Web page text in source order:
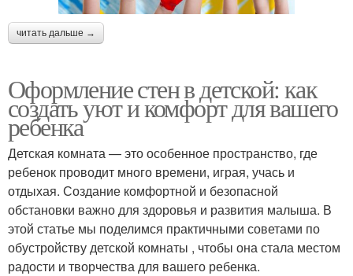
читать дальше →
Оформление стен в детской: как
создать уют и комфорт для вашего
ребенка
Детская комната — это особенное пространство, где
ребенок проводит много времени, играя, учась и
отдыхая. Создание комфортной и безопасной
обстановки важно для здоровья и развития малыша. В
этой статье мы поделимся практичными советами по
обустройству детской комнаты , чтобы она стала местом
радости и творчества для вашего ребенка.